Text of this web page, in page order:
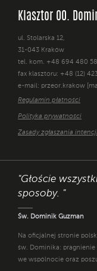
Klasztor OO.
ul. Stolarska 12,
31-043 Kraków
tel. kom. +48 694 480
fax klasztoru: +48 (12)
e-mail: przeor.krakow
Regulamin płatności
Polityka prywatności
Zasady zgłaszania intencji
"Głoście
sposoby. "
Św. Dominik Guzman
Na oficjalnej stronie
św. Dominika: pragnienie
we wspólnocie oraz